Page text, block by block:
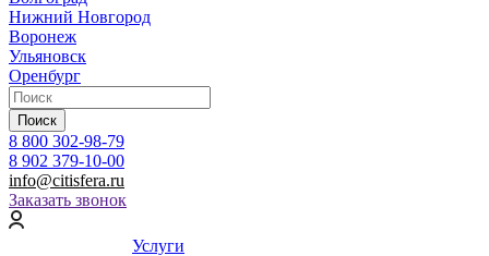
Нижний Новгород
Воронеж
Ульяновск
Оренбург
Поиск
8 800 302-98-79
8 902 379-10-00
info@citisfera.ru
Заказать звонок
Услуги